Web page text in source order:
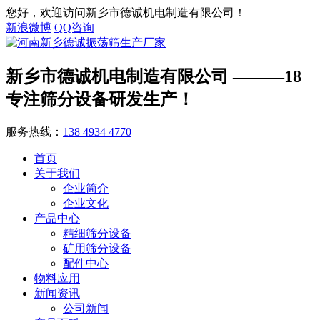
您好，欢迎访问新乡市德诚机电制造有限公司！
新浪微博 QQ咨询
新乡市德诚机电制造有限公司 ———18
专注筛分设备研发生产！
服务热线： 138 4934 4770
首页
关于我们
企业简介
企业文化
产品中心
精细筛分设备
矿用筛分设备
配件中心
物料应用
新闻资讯
公司新闻